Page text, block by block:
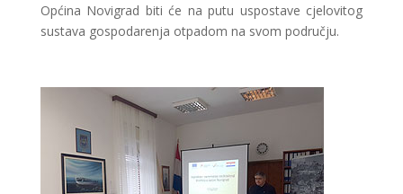
Općina Novigrad biti će na putu uspostave cjelovitog
sustava gospodarenja otpadom na svom području.